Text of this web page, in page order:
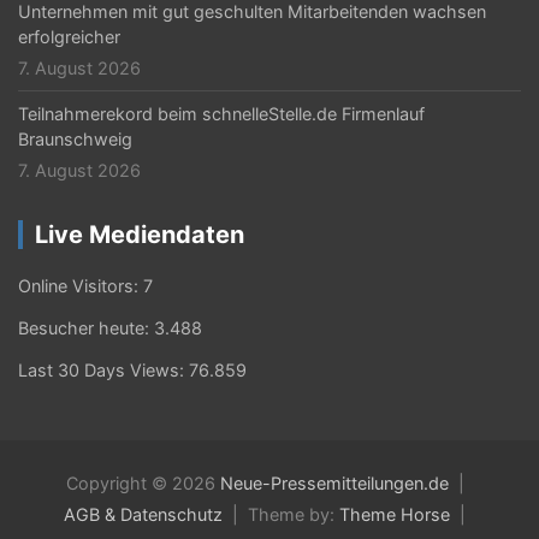
Unternehmen mit gut geschulten Mitarbeitenden wachsen
erfolgreicher
7. August 2026
Teilnahmerekord beim schnelleStelle.de Firmenlauf
Braunschweig
7. August 2026
Live Mediendaten
Online Visitors: 7
Besucher heute: 3.488
Last 30 Days Views: 76.859
Copyright © 2026 Neue-Pressemitteilungen.de
AGB & Datenschutz
Theme by: Theme Horse